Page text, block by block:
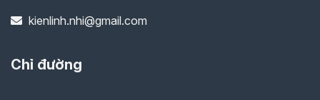
kienlinh.nhi@gmail.com
Chỉ đường